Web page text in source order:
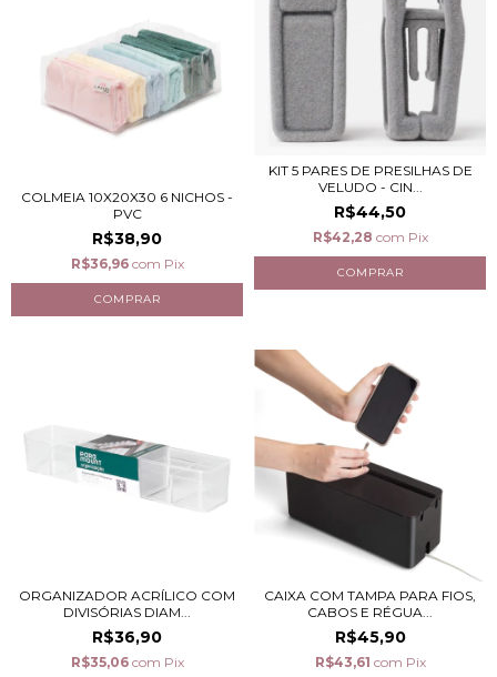
COLMEIA 10X20X30 6 NICHOS -
PVC
R$38,90
R$36,96 com Pix
KIT 5 PARES DE PRESILHAS DE
VELUDO - CIN...
R$44,50
R$42,28 com Pix
ORGANIZADOR ACRÍLICO COM
DIVISÓRIAS DIAM...
R$36,90
R$35,06 com Pix
CAIXA COM TAMPA PARA FIOS,
CABOS E RÉGUA...
R$45,90
R$43,61 com Pix